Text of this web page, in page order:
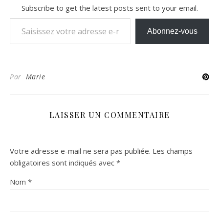
Subscribe to get the latest posts sent to your email.
Saisissez votre adresse e-mail…
Abonnez-vous
Par Marie
LAISSER UN COMMENTAIRE
Votre adresse e-mail ne sera pas publiée. Les champs
obligatoires sont indiqués avec *
Nom *